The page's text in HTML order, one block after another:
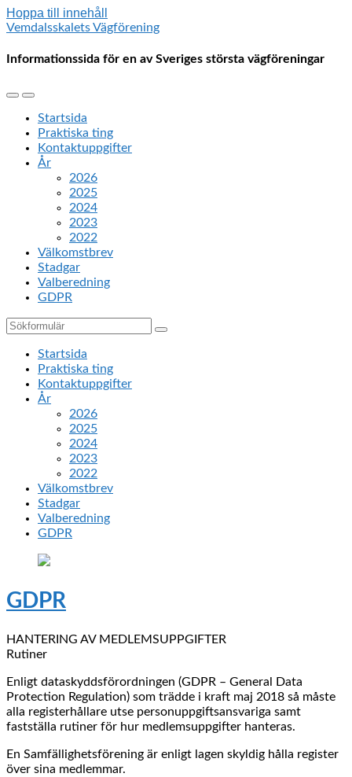
Hoppa till innehåll
Vemdalsskalets Vägförening
Informationssida för en av Sveriges största vägföreningar
Slå
mobilmenyn
Slå
på/av
sökfältet
Startsida
Praktiska ting
Kontaktuppgifter
År
2026
2025
2024
2023
2022
Välkomstbrev
Stadgar
Valberedning
GDPR
Sök
Startsida
Praktiska ting
Kontaktuppgifter
År
2026
2025
2024
2023
2022
Välkomstbrev
Stadgar
Valberedning
GDPR
GDPR
HANTERING AV MEDLEMSUPPGIFTER
Rutiner
Enligt dataskyddsförordningen (GDPR – General Data
Protection Regulation) som trädde i kraft maj 2018 så måste
alla registerhållare utse personuppgiftsansvariga samt
fastställa rutiner för hur medlemsuppgifter hanteras.
En Samfällighetsförening är enligt lagen skyldig hålla register
över sina medlemmar.